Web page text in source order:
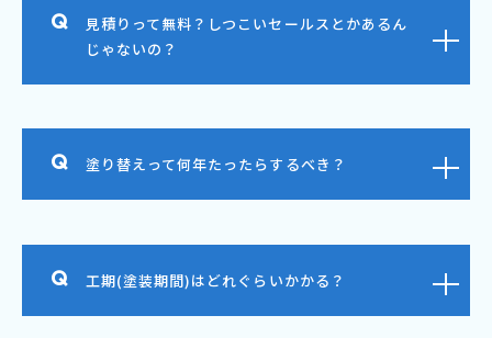
見積りって無料？しつこいセールスとかあるん
じゃないの？
塗り替えって何年たったらするべき？
工期(塗装期間)はどれぐらいかかる？